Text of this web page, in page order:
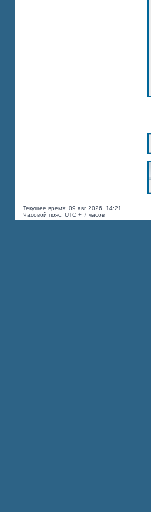
Текущее время: 09 авг 2026, 14:21
Часовой пояс: UTC + 7 часов